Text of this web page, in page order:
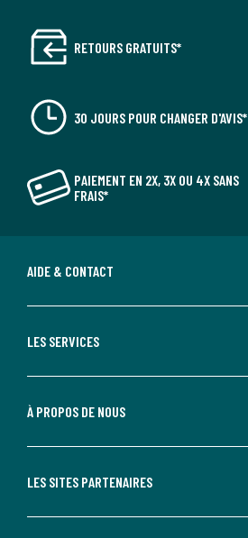
RETOURS GRATUITS*
30 JOURS POUR CHANGER D'AVIS*
PAIEMENT EN 2X, 3X OU 4X SANS
FRAIS*
AIDE & CONTACT
LES SERVICES
À PROPOS DE NOUS
LES SITES PARTENAIRES